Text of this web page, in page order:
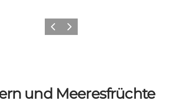
Vorherige Folie
Nächste Folie
und Meeresfrüchte